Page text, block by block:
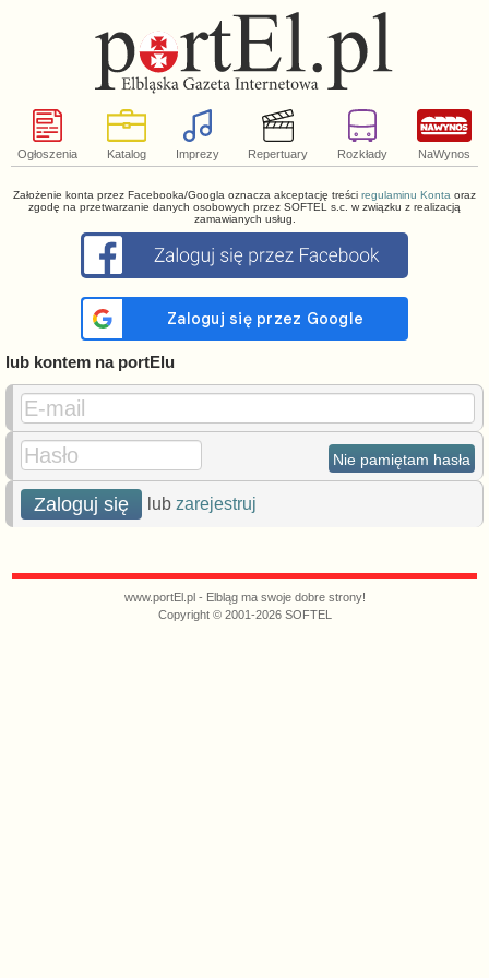
Ogłoszenia Katalog Imprezy Repertuary Rozkłady NaWynos
Założenie konta przez Facebooka/Googla oznacza akceptację treści regulaminu Konta oraz
zgodę na przetwarzanie danych osobowych przez SOFTEL s.c. w związku z realizacją
zamawianych usług.
lub kontem na portElu
E-mail
Hasło
Nie pamiętam hasła
Zaloguj się lub zarejestruj
www.portEl.pl - Elbląg ma swoje dobre strony!
Copyright © 2001-2026 SOFTEL